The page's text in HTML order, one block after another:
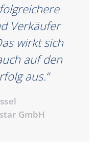
Verkäufer
wirkt sich
auf den
aus.“
GmbH